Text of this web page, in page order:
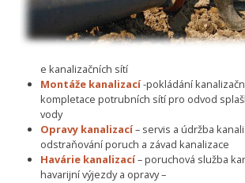
e kanalizačních sítí
Montáže kanalizací-pokládání
kompletace potrubních sítí pro odvod
vody
Opravy kanalizací– servis a údržba
odstraňování poruch a závad kanalizace
Havárie kanalizací– poruchová služba
havarijní výjezdy a opravy –